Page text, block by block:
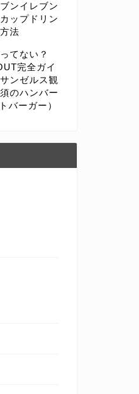
ンイレブン
ップドリン
法
てない？
完全ガイ
ンゼルス観
のハンバー
バーガー）